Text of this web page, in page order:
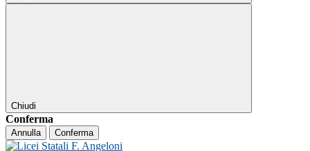
Chiudi
Conferma
Annulla Conferma